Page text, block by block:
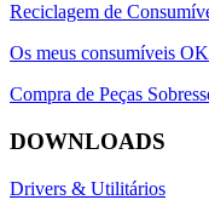
Reciclagem de
Os meus consumíveis
Compra de Peças
DOWNLOADS
Drivers & Utilitários